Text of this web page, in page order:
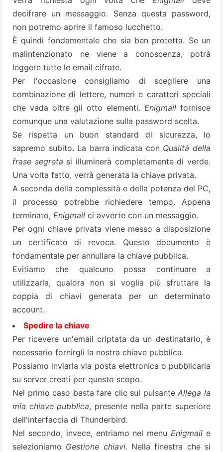
decifrare un messaggio. Senza questa password,
non potremo aprire il famoso lucchetto.
È quindi fondamentale che sia ben protetta. Se un
malintenzionato ne viene a conoscenza, potrà
leggere tutte le email cifrate.
Per l'occasione consigliamo di scegliere una
combinazione di lettere, numeri e caratteri speciali
che vada oltre gli otto elementi. Enigmail fornisce
comunque una valutazione sulla password scelta.
Se rispetta un buon standard di sicurezza, lo
sapremo subito. La barra indicata con Qualità della
frase segreta si illuminerà completamente di verde.
Una volta fatto, verrà generata la chiave privata.
A seconda della complessità e della potenza del PC,
il processo potrebbe richiedere tempo. Appena
terminato, Enigmail ci avverte con un messaggio.
Per ogni chiave privata viene messo a disposizione
un certificato di revoca. Questo documento è
fondamentale per annullare la chiave pubblica.
Evitiamo che qualcuno possa continuare a
utilizzarla, qualora non si voglia più sfruttare la
coppia di chiavi generata per un determinato
account.
Spedire la chiave
Per ricevere un'email criptata da un destinatario, è
necessario fornirgli la nostra chiave pubblica.
Possiamo inviarla via posta elettronica o pubblicarla
su server creati per questo scopo.
Nel primo caso basta fare clic sul pulsanteAllega la
mia chiave pubblica, presente nella parte superiore
dell'interfaccia di Thunderbird.
Nel secondo, invece, entriamo nel menuEnigmail e
selezioniamo Gestione chiavi. Nella finestra che si